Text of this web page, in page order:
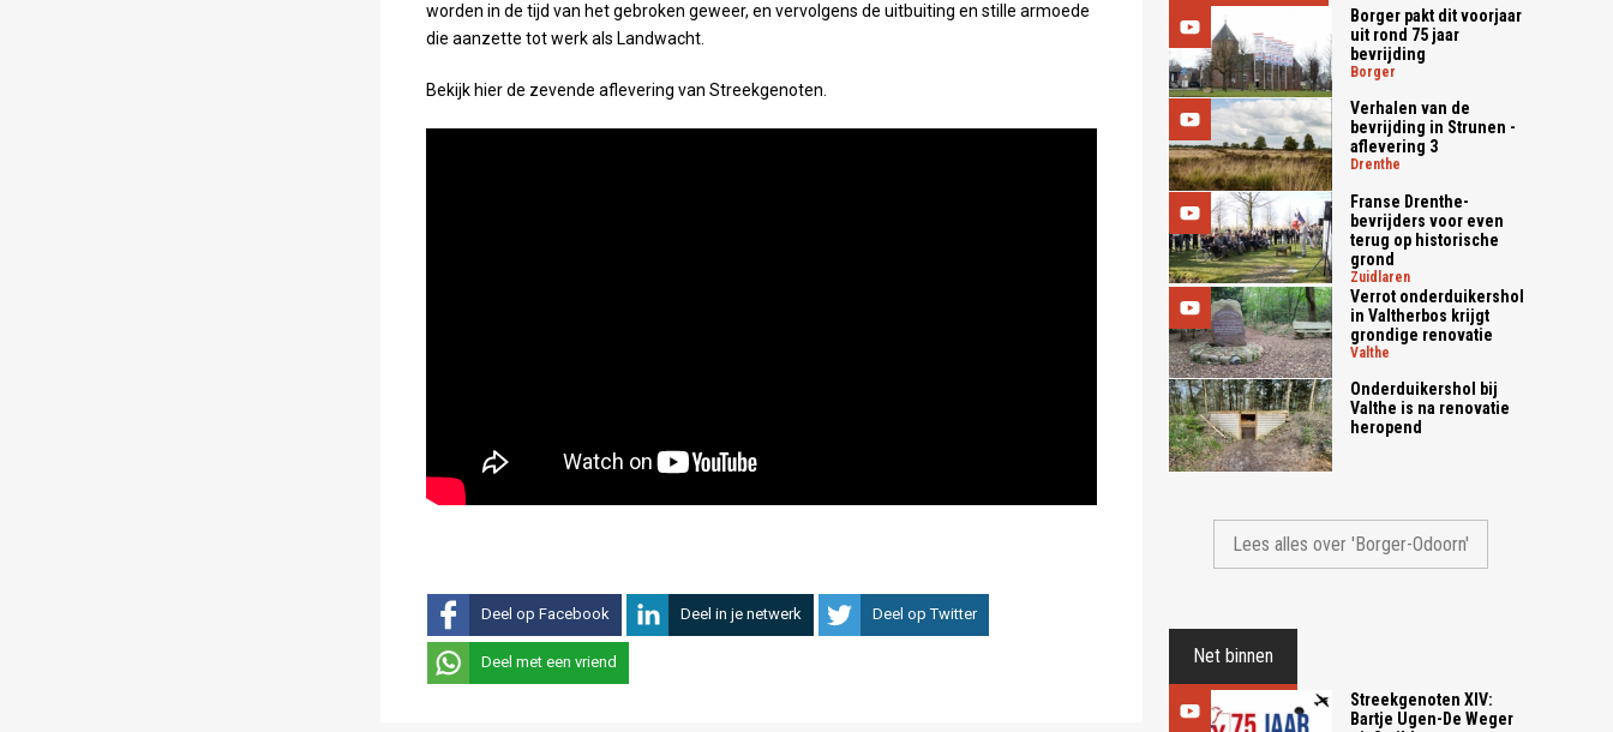
worden in de tijd van het gebroken geweer, en vervolgens de uitbuiting en stille armoede
die aanzette tot werk als Landwacht.
Bekijk hier de zevende aflevering van Streekgenoten.
Deel op Facebook Deel in je netwerk Deel op Twitter
Deel met een vriend
Borger pakt dit voorjaar
uit rond 75 jaar
bevrijding
borger
Verhalen van de
bevrijding in Strunen -
aflevering 3
drenthe
Franse Drenthe-
bevrijders voor even
terug op historische
grond
zuidlaren
Verrot onderduikershol
in Valtherbos krijgt
grondige renovatie
valthe
Onderduikershol bij
Valthe is na renovatie
heropend
Lees alles over 'Borger-Odoorn'
Net binnen
Streekgenoten XIV:
Bartje Ugen-De Weger